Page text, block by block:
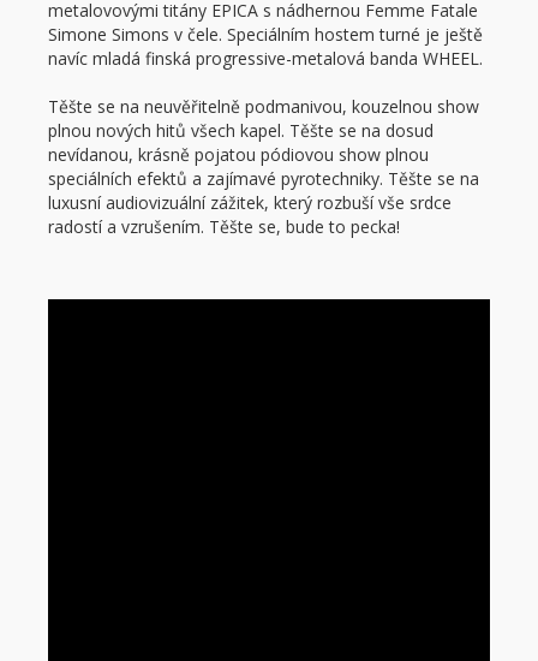
metalovovými titány EPICA s nádhernou Femme Fatale
Simone Simons v čele. Speciálním hostem turné je ještě
navíc mladá finská progressive-metalová banda WHEEL.
Těšte se na neuvěřitelně podmanivou, kouzelnou show
plnou nových hitů všech kapel. Těšte se na dosud
nevídanou, krásně pojatou pódiovou show plnou
speciálních efektů a zajímavé pyrotechniky. Těšte se na
luxusní audiovizuální zážitek, který rozbuší vše srdce
radostí a vzrušením. Těšte se, bude to pecka!